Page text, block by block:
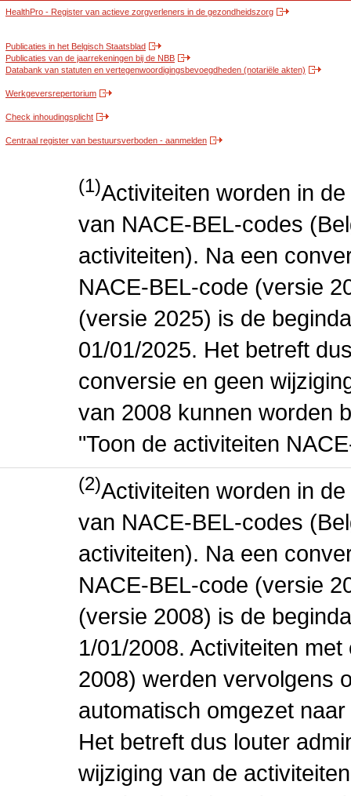
HealthPro - Register van actieve zorgverleners in de gezondheidszorg
Publicaties in het Belgisch Staatsblad
Publicaties van de jaarrekeningen bij de NBB
Databank van statuten en vertegenwoordigingsbevoegdheden (notariële akten)
Werkgeversrepertorium
Check inhoudingsplicht
Centraal register van bestuursverboden - aanmelden
(1)Activiteiten worden in
van NACE-BEL-codes
activiteiten). Na een
NACE-BEL-code (versie
(versie 2025) is de
01/01/2025. Het betreft
conversie en geen
van 2008 kunnen worden
"Toon de activiteiten
(2)Activiteiten worden in
van NACE-BEL-codes
activiteiten). Na een
NACE-BEL-code (versie
(versie 2008) is de
1/01/2008. Activiteiten
2008) werden vervolgens
automatisch omgezet
Het betreft dus louter
wijziging van de